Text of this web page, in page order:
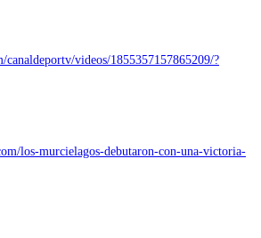
videos/1855357157865209/?
los-murcielagos-debutaron-con-una-victoria-